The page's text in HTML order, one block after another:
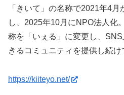
「きいて」の名称で2021年4
し、2025年10月にNPO法人化
称を「いぇる」に変更し、
きるコミュニティを提供し続け
https://kiiteyo.net/